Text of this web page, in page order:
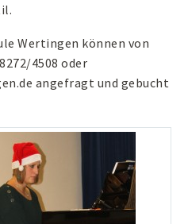
Wertingen können von
4508 oder
angefragt und gebucht